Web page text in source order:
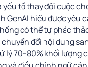
yếu tố thay đổi cuộc
GenAI hiểu được
có thể tự phác
chuyển đổi nội dung
lý 70–80% khối lượng